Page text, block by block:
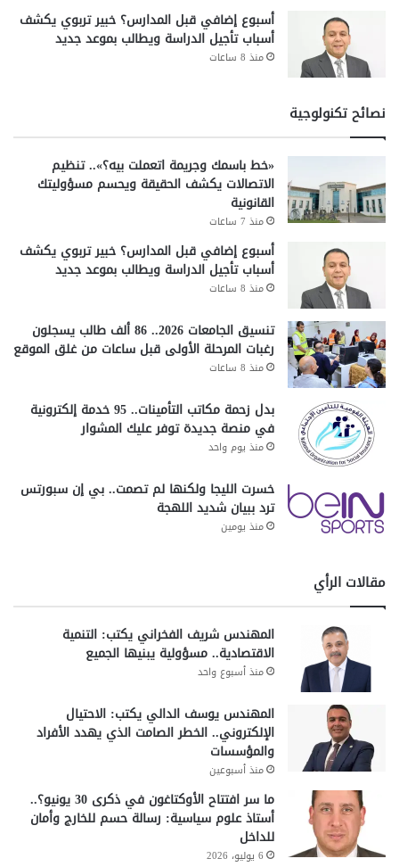
أسبوع إضافي قبل المدارس؟ خبير تربوي يكشف
أسباب تأجيل الدراسة ويطالب بموعد جديد
منذ 8 ساعات
نصائح تكنولوجية
«خط باسمك وجريمة اتعملت بيه؟».. تنظيم
الاتصالات يكشف الحقيقة ويحسم مسؤوليتك
القانونية
منذ 7 ساعات
أسبوع إضافي قبل المدارس؟ خبير تربوي يكشف
أسباب تأجيل الدراسة ويطالب بموعد جديد
منذ 8 ساعات
تنسيق الجامعات 2026.. 86 ألف طالب يسجلون
رغبات المرحلة الأولى قبل ساعات من غلق الموقع
منذ 8 ساعات
بدل زحمة مكاتب التأمينات.. 95 خدمة إلكترونية
في منصة جديدة توفر عليك المشوار
منذ يوم واحد
خسرت الليجا ولكنها لم تصمت.. بي إن سبورتس
ترد ببيان شديد اللهجة
منذ يومين
مقالات الرأي
المهندس شريف الفخراني يكتب: التنمية
الاقتصادية.. مسؤولية يبنيها الجميع
منذ أسبوع واحد
المهندس يوسف الدالي يكتب: الاحتيال
الإلكتروني.. الخطر الصامت الذي يهدد الأفراد
والمؤسسات
منذ أسبوعين
ما سر افتتاح الأوكتاغون في ذكرى 30 يونيو؟..
أستاذ علوم سياسية: رسالة حسم للخارج وأمان
للداخل
6 يوليو، 2026